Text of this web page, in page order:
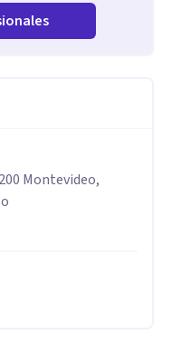
Montevideo,